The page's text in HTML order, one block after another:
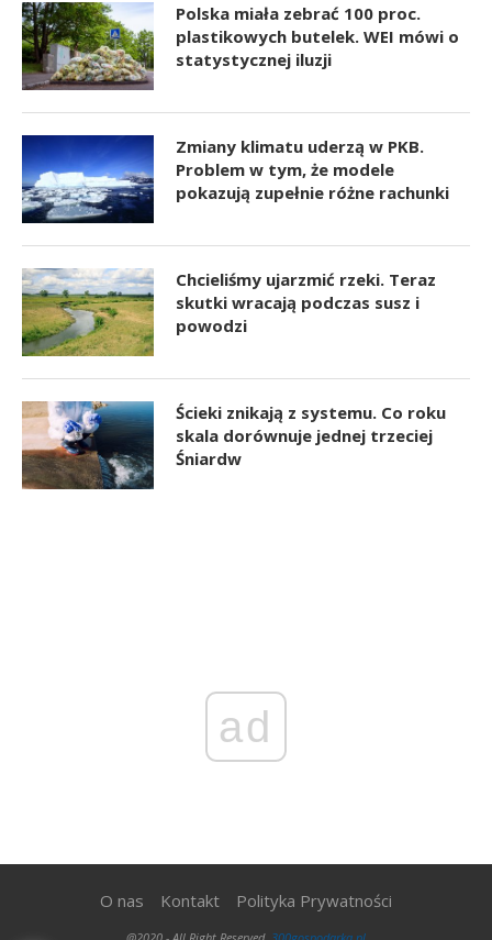
Polska miała zebrać 100 proc.
plastikowych butelek. WEI mówi o
statystycznej iluzji
Zmiany klimatu uderzą w PKB.
Problem w tym, że modele
pokazują zupełnie różne rachunki
Chcieliśmy ujarzmić rzeki. Teraz
skutki wracają podczas susz i
powodzi
Ścieki znikają z systemu. Co roku
skala dorównuje jednej trzeciej
Śniardw
ad
O nas Kontakt Polityka Prywatności
@2020 - All Right Reserved. 300gospodarka.pl